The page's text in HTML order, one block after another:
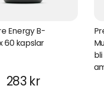
Energy B-
60 kapslar
283 kr